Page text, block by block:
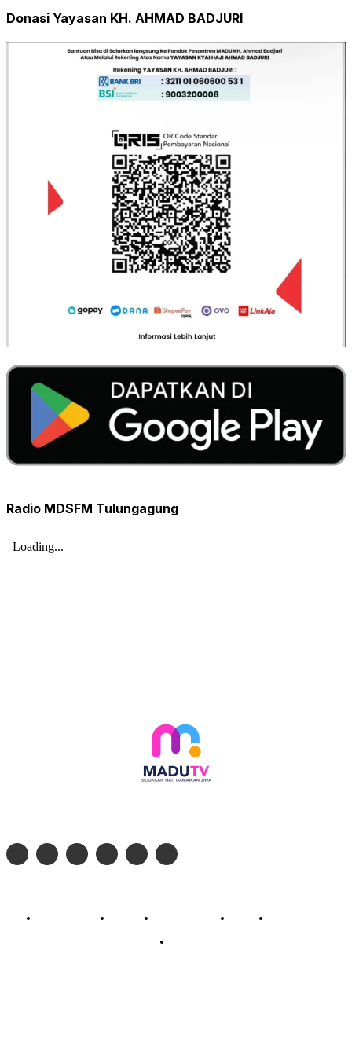
Donasi Yayasan KH. AHMAD BADJURI
Radio MDSFM Tulungagung
Profil Madu TV Redaksi Pedoman Siber Kontak